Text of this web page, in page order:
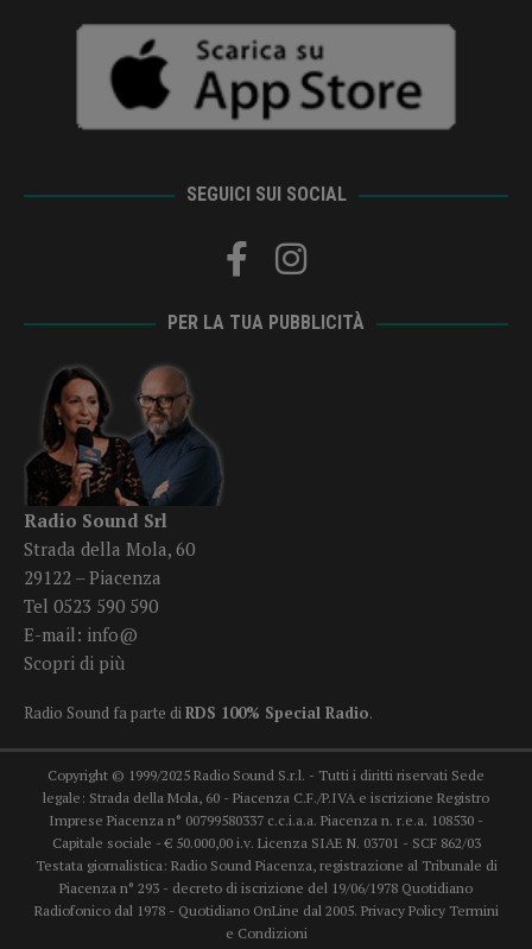
SEGUICI SUI SOCIAL
PER LA TUA PUBBLICITÀ
Radio Sound Srl
Strada della Mola, 60
29122 – Piacenza
Tel 0523 590 590
E-mail: info@
Scopri di più
Radio Sound fa parte diRDS 100% Special Radio.
Copyright © 1999/2025 Radio Sound S.r.l. - Tutti i diritti riservati Sede
legale: Strada della Mola, 60 - Piacenza C.F./P.IVA e iscrizione Registro
Imprese Piacenza n° 00799580337 c.c.i.a.a. Piacenza n. r.e.a. 108530 -
Capitale sociale - € 50.000,00 i.v. Licenza SIAE N. 03701 - SCF 862/03
Testata giornalistica: Radio Sound Piacenza, registrazione al Tribunale di
Piacenza n° 293 - decreto di iscrizione del 19/06/1978 Quotidiano
Radiofonico dal 1978 - Quotidiano OnLine dal 2005. Privacy Policy Termini
e Condizioni